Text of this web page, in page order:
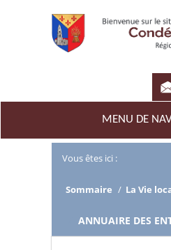
MENU DE
Vous êtes ici :
Sommaire / La Vie
ANNUAIRE DES